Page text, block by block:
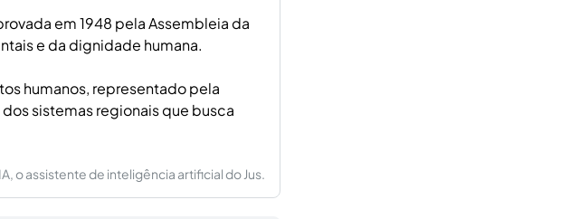
em 1948 pela Assembleia da
e da dignidade humana.
humanos, representado pela
sistemas regionais que busca
o assistente de inteligência artificial do Jus.